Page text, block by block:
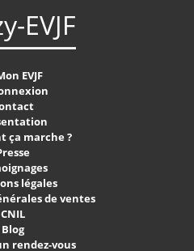
EVJF
EVJF
ça marche ?
légales
de ventes
CNIL
Blog
rendez-vous